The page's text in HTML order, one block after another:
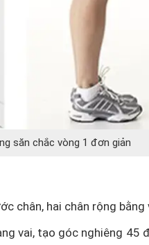
săn chắc vòng 1 đơn giản
chân, hai chân rộng bằng
vai, tạo góc nghiêng 45